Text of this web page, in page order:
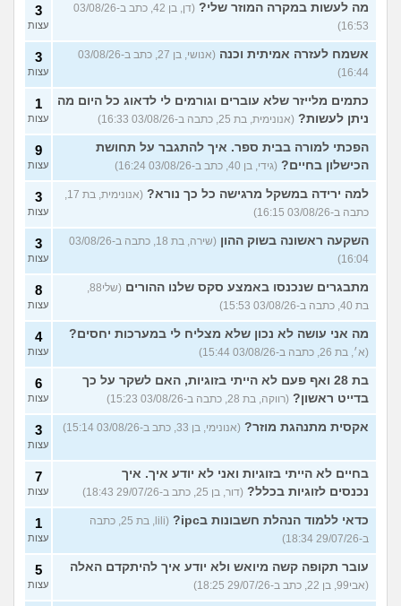
מה לעשות במקרה המוזר שלי?
(דן, בן 42, כתב ב-03/08/26
16:53)
3
עצות
אשמח לעזרה אמיתית וכנה
(אנושי, בן 27, כתב ב-03/08/26
16:44)
3
עצות
כתמים מלייזר שלא עוברים וגורמים לי לדאוג כל היום מה
ניתן לעשות? (אנונימית, בת 25, כתבה ב-03/08/26 16:33)
1
עצות
הפכתי למורה בבית ספר. איך להתגבר על תחושת
הכישלון בחיים? (גידי, בן 40, כתב ב-03/08/26 16:24)
9
עצות
למה ירידה במשקל מרגישה כל כך נורא?
(אנונימית, בת 17,
כתבה ב-03/08/26 16:15)
3
עצות
השקעה ראשונה בשוק ההון
(שירה, בת 18, כתבה ב-03/08/26
16:04)
3
עצות
מתבגרים שנכנסו באמצע סקס שלנו ההורים
(שלי88,
בת 40, כתבה ב-03/08/26 15:53)
8
עצות
מה אני עושה לא נכון שלא מצליח לי במערכות יחסים?
(א׳, בת 26, כתבה ב-03/08/26 15:44)
4
עצות
בת 28 ואף פעם לא הייתי בזוגיות, האם לשקר על כך
בדייט ראשון? (רווקה, בת 28, כתבה ב-03/08/26 15:23)
6
עצות
אקסית מתנהגת מוזר? (אנונימי, בן 33, כתב ב-03/08/26 15:14) 3
עצות
בחיים לא הייתי בזוגיות ואני לא יודע איך. איך
נכנסים לזוגיות בכלל? (דור, בן 25, כתב ב-29/07/26 18:43)
7
עצות
כדאי ללמוד הנהלת חשבונות בipc?
(lili, בת 25, כתבה
ב-29/07/26 18:34)
1
עצות
עובר תקופה קשה מיואש ולא יודע איך להיתקדם האלה
(אבי99, בן 22, כתב ב-29/07/26 18:25)
5
עצות